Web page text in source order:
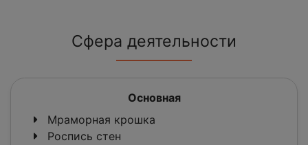
Сфера деятельности
Основная
Мраморная крошка
Роспись стен